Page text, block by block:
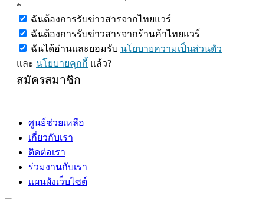
*
ฉันต้องการรับข่าวสารจากไทยแวร์
ฉันต้องการรับข่าวสารจากร้านค้าไทยแวร์
ฉันได้อ่านและยอมรับ นโยบายความเป็นส่วนตัว
และ นโยบายคุกกี้ แล้ว?
สมัครสมาชิก
ศูนย์ช่วยเหลือ
เกี่ยวกับเรา
ติดต่อเรา
ร่วมงานกับเรา
แผนผังเว็บไซต์